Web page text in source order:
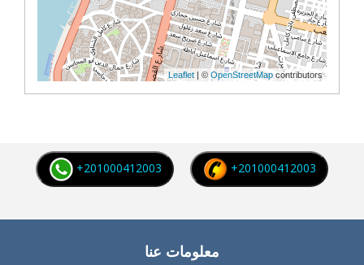
Leaflet | © OpenStreetMap contributors
+201000412003
+201000412003
معلومات عنا